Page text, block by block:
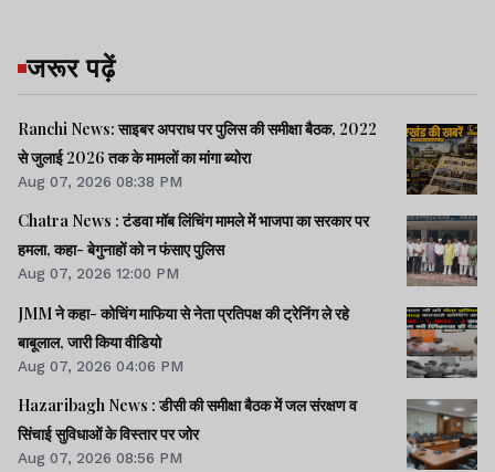
जरूर पढ़ें
Ranchi News: साइबर अपराध पर पुलिस की समीक्षा बैठक, 2022
से जुलाई 2026 तक के मामलों का मांगा ब्योरा
Aug 07, 2026 08:38 PM
Chatra News : टंडवा मॉब लिंचिंग मामले में भाजपा का सरकार पर
हमला, कहा- बेगुनाहों को न फंसाए पुलिस
Aug 07, 2026 12:00 PM
JMM ने कहा- कोचिंग माफिया से नेता प्रतिपक्ष की ट्रेनिंग ले रहे
बाबूलाल, जारी किया वीडियो
Aug 07, 2026 04:06 PM
Hazaribagh News : डीसी की समीक्षा बैठक में जल संरक्षण व
सिंचाई सुविधाओं के विस्तार पर जोर
Aug 07, 2026 08:56 PM